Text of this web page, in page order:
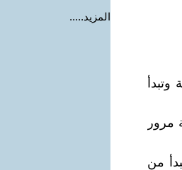
مرور
من
المزيد.....